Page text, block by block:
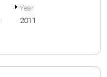
Year
2011